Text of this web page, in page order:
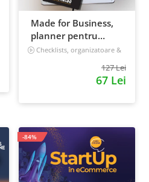
Made for Business,
planner pentru
afaceri & viata,
Checklists, organizatoare &
127 Lei
67 Lei
-84%